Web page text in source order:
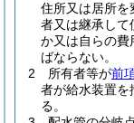
住所又は居所を
者又は継承して
か又は自らの費
ばならない。
2
所有者等が前
者が給水装置を
る。